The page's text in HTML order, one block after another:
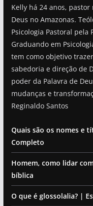
Kelly há 24 anos,
Deus no Amazonas.
Psicologia Pastoral pela
Graduando em
tem como objetivo
sabedoria e direção de
poder da Palavra de
mudanças e
Reginaldo Santos
Quais são os nomes e
Completo
Homem, como lidar
bíblica
O que é glossolalia? |